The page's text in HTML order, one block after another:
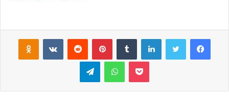
فيسبوك لينكدإن بينتيريست
بوكيت واتساب تيلقرام